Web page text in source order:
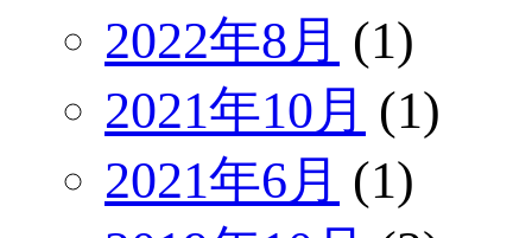
2022年8月 (1)
2021年10月 (1)
2021年6月 (1)